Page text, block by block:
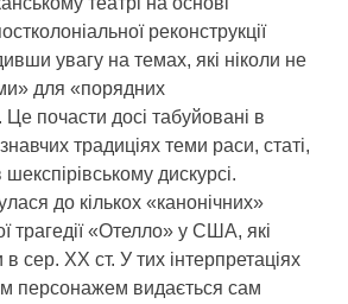
реконструкції
увагу на темах, які ніколи не
для «порядних
Це почасти досі табуйовані в
традиціях теми раси, статі,
шекспірівському дискурсі.
до кількох «канонічних»
трагедії «Отелло» у США, які
сер. ХХ ст. У тих інтерпретаціях
персонажем видається сам